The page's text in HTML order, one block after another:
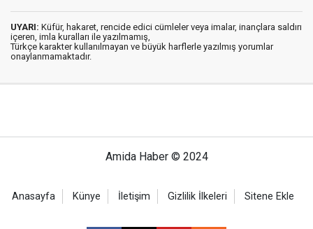
UYARI: Küfür, hakaret, rencide edici cümleler veya imalar, inançlara saldırı
içeren, imla kuralları ile yazılmamış,
Türkçe karakter kullanılmayan ve büyük harflerle yazılmış yorumlar
onaylanmamaktadır.
Amida Haber © 2024
Anasayfa Künye İletişim Gizlilik İlkeleri Sitene Ekle